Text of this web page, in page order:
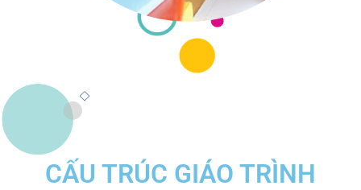
CẤU TRÚC GIÁO TRÌNH